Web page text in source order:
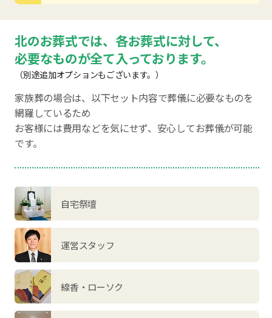
北のお葬式では、各お葬式に対して、
必要なものが全て入っております。
（別途追加オプションもございます。）
家族葬の場合は、以下セット内容で葬儀に必要なものを
網羅しているため
お客様には費用などを気にせず、安心してお葬儀が可能
です。
自宅祭壇
運営スタッフ
線香・ローソク